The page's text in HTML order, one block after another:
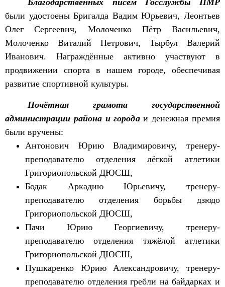
Благодарственных писем Госслужбы ПМР
были удостоены Бригалда Вадим Юрьевич, Леонтьев
Олег Сергеевич, Молоченко Пётр Васильевич,
Молоченко Виталий Петрович, Тырбул Валерий
Иванович. Награждённые активно участвуют в
продвижении спорта в нашем городе, обеспечивая
развитие спортивной культуры.
Почётная грамота государственной
администрации района и городаи денежная премия
были вручены:
Антонович Юрию Владимировичу, тренеру-
преподавателю отделения лёгкой атлетики
Григориопольской ДЮСШ,
Бодак Аркадию Юрьевичу, тренеру-
преподавателю отделения борьбы дзюдо
Григориопольской ДЮСШ,
Пачи Юрию Георгиевичу, тренеру-
преподавателю отделения тяжёлой атлетики
Григориопольской ДЮСШ,
Пушкаренко Юрию Александровичу, тренеру-
преподавателю отделения гребли на байдарках и